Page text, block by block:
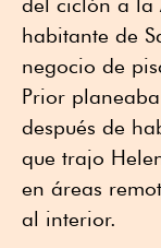
del ciclón a la
habitante de
negocio de
Prior
después de
que trajo
en áreas
al interior.